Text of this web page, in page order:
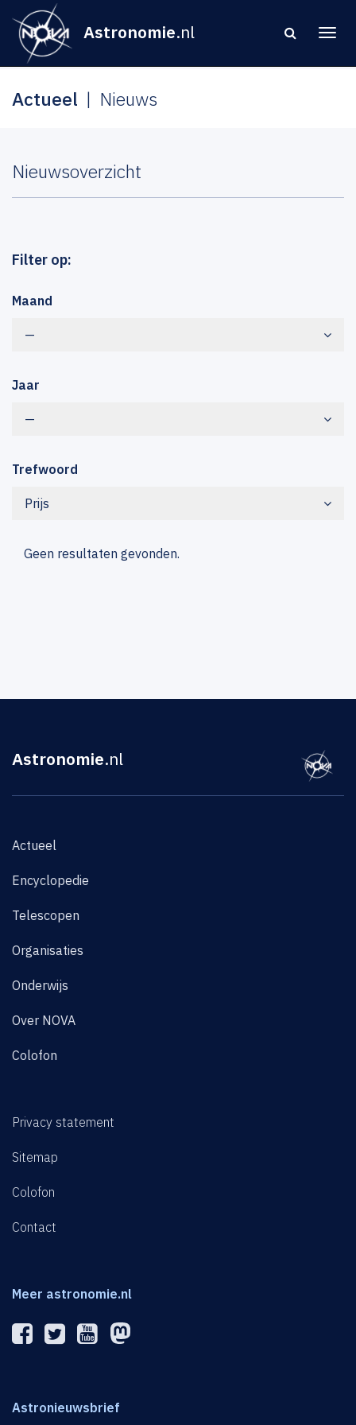
Astronomie.nl
Actueel Nieuws
Nieuwsoverzicht
Filter op:
Maand
—
Jaar
—
Trefwoord
Prijs
Geen resultaten gevonden.
Astronomie.nl
Actueel
Encyclopedie
Telescopen
Organisaties
Onderwijs
Over NOVA
Colofon
Privacy statement
Sitemap
Colofon
Contact
Meer astronomie.nl
Astronieuwsbrief